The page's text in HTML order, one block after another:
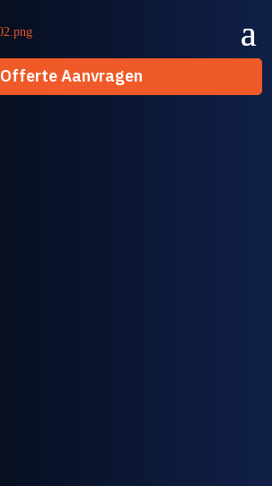
Offerte Aanvragen